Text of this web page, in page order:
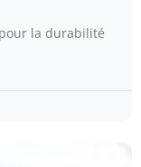
la durabilité